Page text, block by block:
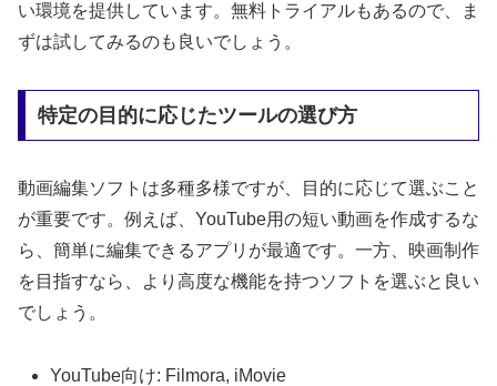
い環境を提供しています。無料トライアルもあるので、ま
ずは試してみるのも良いでしょう。
特定の目的に応じたツールの選び方
動画編集ソフトは多種多様ですが、目的に応じて選ぶこと
が重要です。例えば、YouTube用の短い動画を作成するな
ら、簡単に編集できるアプリが最適です。一方、映画制作
を目指すなら、より高度な機能を持つソフトを選ぶと良い
でしょう。
YouTube向け: Filmora, iMovie